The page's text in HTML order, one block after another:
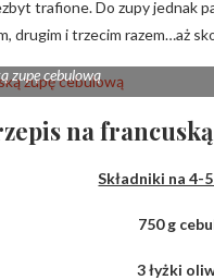
trafione. Do zupy jednak
drugim i trzecim razem…aż
zupę cebulową
na
Składniki na 4-
750 g
3 łyżki